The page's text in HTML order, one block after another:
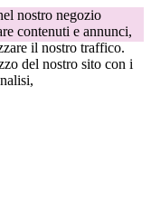
nostro negozio
contenuti e annunci,
il nostro traffico.
del nostro sito con i